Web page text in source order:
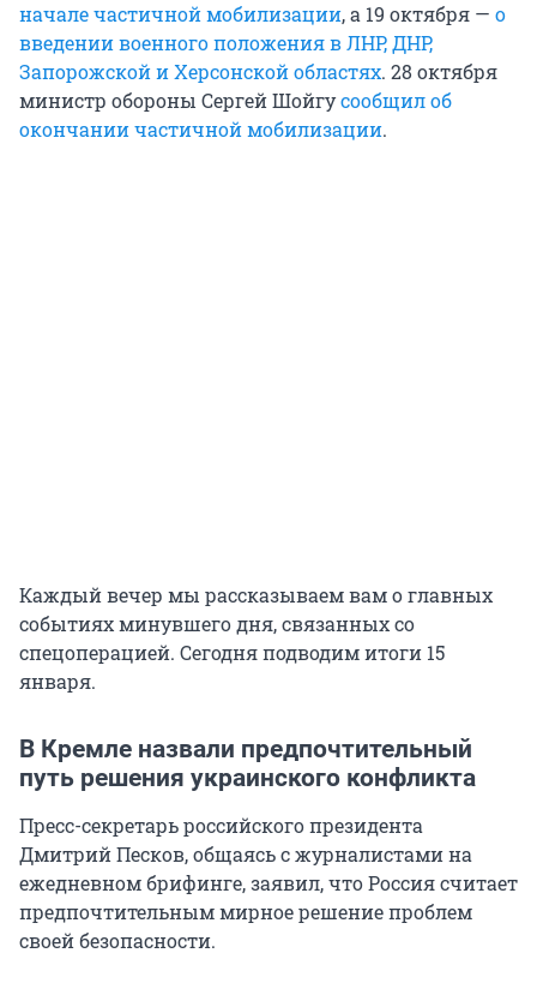
начале частичной мобилизации, а 19 октября — о
введении военного положения в ЛНР, ДНР,
Запорожской и Херсонской областях. 28 октября
министр обороны Сергей Шойгусообщил об
окончании частичной мобилизации.
Каждый вечер мы рассказываем вам о главных
событиях минувшего дня, связанных со
спецоперацией. Сегодня подводим итоги 15
января.
В Кремле назвали предпочтительный
путь решения украинского конфликта
Пресс-секретарь российского президента
Дмитрий Песков, общаясь с журналистами на
ежедневном брифинге, заявил, что Россия считает
предпочтительным мирное решение проблем
своей безопасности.